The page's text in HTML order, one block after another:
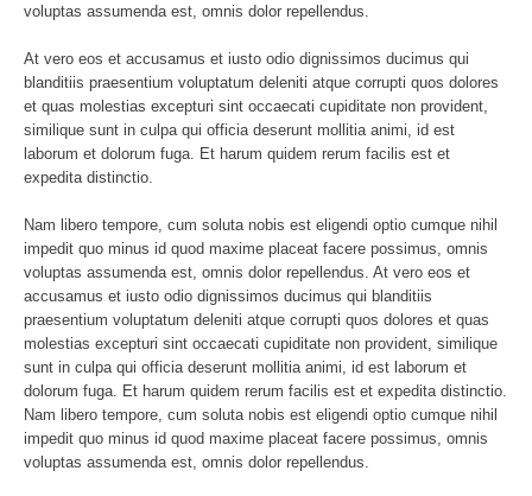
voluptas assumenda est, omnis dolor repellendus.
At vero eos et accusamus et iusto odio dignissimos ducimus qui
blanditiis praesentium voluptatum deleniti atque corrupti quos dolores
et quas molestias excepturi sint occaecati cupiditate non provident,
similique sunt in culpa qui officia deserunt mollitia animi, id est
laborum et dolorum fuga. Et harum quidem rerum facilis est et
expedita distinctio.
Nam libero tempore, cum soluta nobis est eligendi optio cumque nihil
impedit quo minus id quod maxime placeat facere possimus, omnis
voluptas assumenda est, omnis dolor repellendus. At vero eos et
accusamus et iusto odio dignissimos ducimus qui blanditiis
praesentium voluptatum deleniti atque corrupti quos dolores et quas
molestias excepturi sint occaecati cupiditate non provident, similique
sunt in culpa qui officia deserunt mollitia animi, id est laborum et
dolorum fuga. Et harum quidem rerum facilis est et expedita distinctio.
Nam libero tempore, cum soluta nobis est eligendi optio cumque nihil
impedit quo minus id quod maxime placeat facere possimus, omnis
voluptas assumenda est, omnis dolor repellendus.